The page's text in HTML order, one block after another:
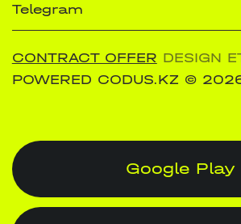
Telegram
CONTRACT OFFER DESIGN
POWERED CODUS.KZ ©
Google Play